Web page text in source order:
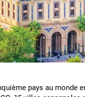
pays au monde